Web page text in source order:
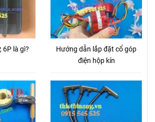
6P là gì?
Hướng dẫn lắp đặt cổ góp
điện hộp kín